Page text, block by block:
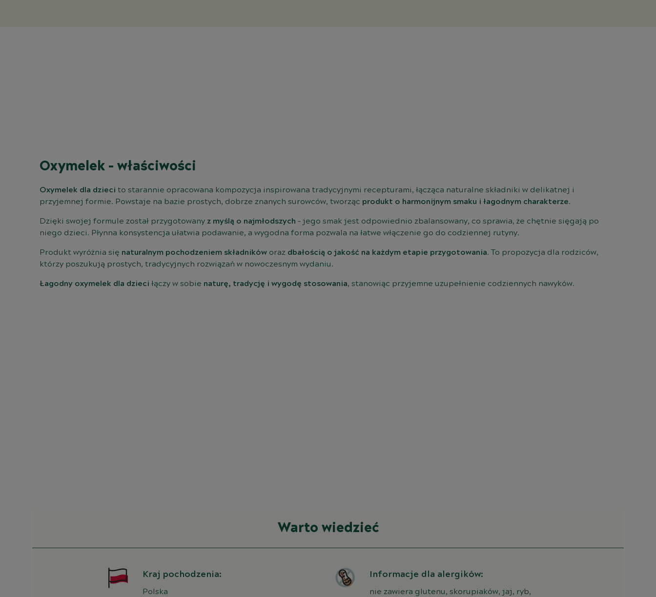
Oxymelek - właściwości
Oxymelek dla dzieci to starannie opracowana kompozycja inspirowana tradycyjnymi recepturami, łącząca naturalne składniki w delikatnej i
przyjemnej formie. Powstaje na bazie prostych, dobrze znanych surowców, tworząc produkt o harmonijnym smaku i łagodnym charakterze.
Dzięki swojej formule został przygotowanyz myślą o najmłodszych – jego smak jest odpowiednio zbalansowany, co sprawia, że chętnie sięgają po
niego dzieci. Płynna konsystencja ułatwia podawanie, a wygodna forma pozwala na łatwe włączenie go do codziennej rutyny.
Produkt wyróżnia się naturalnym pochodzeniem składników oraz dbałością o jakość na każdym etapie przygotowania. To propozycja dla rodziców,
którzy poszukują prostych, tradycyjnych rozwiązań w nowoczesnym wydaniu.
Łagodny oxymelek dla dzieci łączy w sobie naturę, tradycję i wygodę stosowania, stanowiąc przyjemne uzupełnienie codziennych nawyków.
Warto wiedzieć
Kraj pochodzenia:
Polska
Informacje dla alergików:
nie zawiera glutenu, skorupiaków, jaj, ryb,